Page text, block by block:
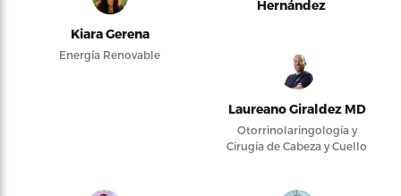
Kiara Gerena
Energía Renovable
Hernández
Laureano Giraldez MD
Otorrinolaringología y
Cirugía de Cabeza y Cuello